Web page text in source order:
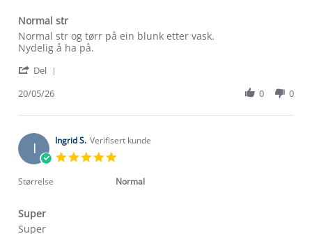
Normal str
Review
by
S.
20
2026
review
stating
str
Normal str og tørr på ein blunk etter vask.
Nydelig å ha på.
Del
Kari
on
20
May
20/05/26 0 0
I Ingrid S. Verifisert kunde
rating
Størrelse Normal
Super
Review
review
Super